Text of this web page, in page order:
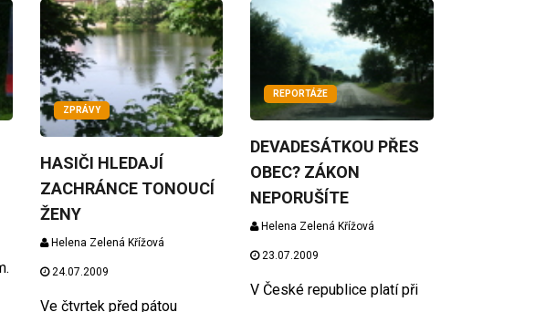
ZPRÁVY
HASIČI HLEDAJÍ
ZACHRÁNCE TONOUCÍ
ŽENY
Helena Zelená Křížová
24.07.2009
Ve čtvrtek před pátou
REPORTÁŽE
DEVADESÁTKOU PŘES
OBEC? ZÁKON
NEPORUŠÍTE
Helena Zelená Křížová
23.07.2009
V České republice platí při